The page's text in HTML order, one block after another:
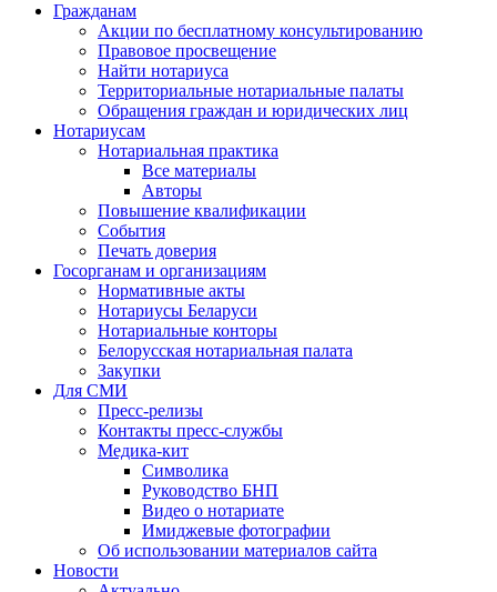
Гражданам
Акции по бесплатному консультированию
Правовое просвещение
Найти нотариуса
Территориальные нотариальные палаты
Обращения граждан и юридических лиц
Нотариусам
Нотариальная практика
Все материалы
Авторы
Повышение квалификации
События
Печать доверия
Госорганам и организациям
Нормативные акты
Нотариусы Беларуси
Нотариальные конторы
Белорусская нотариальная палата
Закупки
Для СМИ
Пресс-релизы
Контакты пресс-службы
Медика-кит
Символика
Руководство БНП
Видео о нотариате
Имиджевые фотографии
Об использовании материалов сайта
Новости